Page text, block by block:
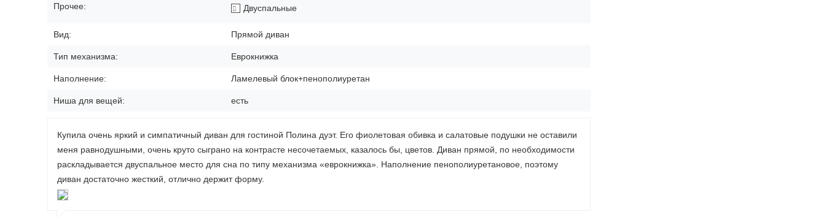
Прочее: Двуспальные
Вид: Прямой диван
Тип механизма: Еврокнижка
Наполнение: Ламелевый блок+пенополиуретан
Ниша для вещей: есть
Купила очень яркий и симпатичный диван для гостиной Полина дуэт. Его фиолетовая обивка и салатовые подушки не оставили
меня равнодушными, очень круто сыграно на контрасте несочетаемых, казалось бы, цветов. Диван прямой, по необходимости
раскладывается двуспальное место для сна по типу механизма «еврокнижка». Наполнение пенополиуретановое, поэтому
диван достаточно жесткий, отлично держит форму.